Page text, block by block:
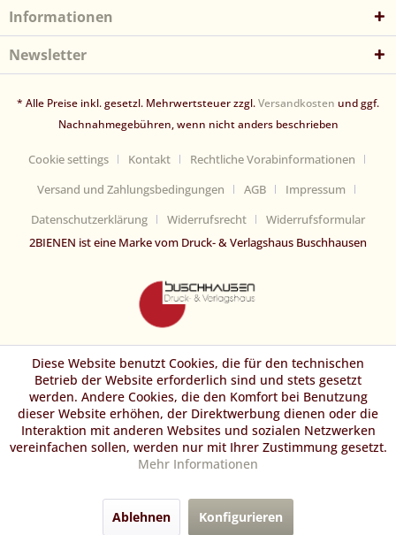
Informationen
Newsletter
* Alle Preise inkl. gesetzl. Mehrwertsteuer zzgl.Versandkosten und ggf.
Nachnahmegebühren, wenn nicht anders beschrieben
Cookie settings Kontakt
Rechtliche Vorabinformationen
Versand und Zahlungsbedingungen
AGB
Impressum
Datenschutzerklärung
Widerrufsrecht
Widerrufsformular
2BIENEN ist eine Marke vom Druck- & Verlagshaus Buschhausen
Diese Website benutzt Cookies, die für den technischen
Betrieb der Website erforderlich sind und stets gesetzt
werden. Andere Cookies, die den Komfort bei Benutzung
dieser Website erhöhen, der Direktwerbung dienen oder die
Interaktion mit anderen Websites und sozialen Netzwerken
vereinfachen sollen, werden nur mit Ihrer Zustimmung gesetzt.
Mehr Informationen
Ablehnen Konfigurieren